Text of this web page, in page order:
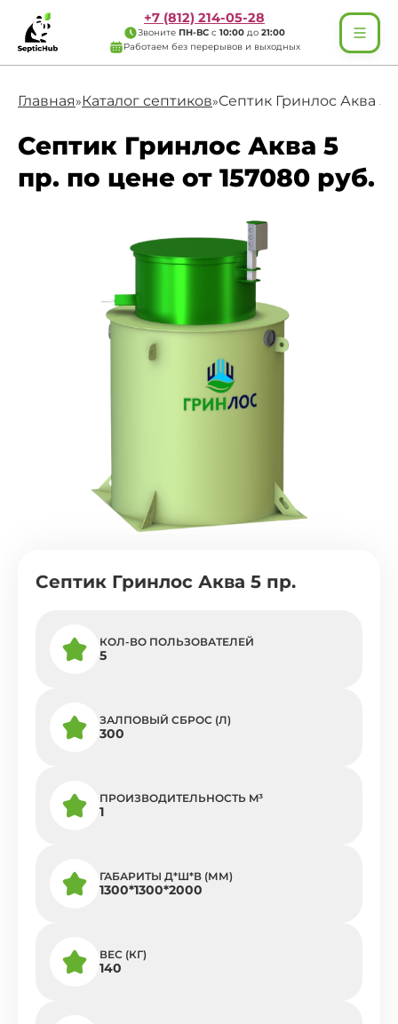
+7 (812) 214-05-28
Звоните ПН-ВС с 10:00 до 21:00
Работаем без перерывов и выходных
Главная»Каталог септиков»Септик Гринлос Аква 5
Септик Гринлос Аква 5
пр. по цене от 157080 руб.
Септик Гринлос Аква 5 пр.
КОЛ-ВО ПОЛЬЗОВАТЕЛЕЙ
5
ЗАЛПОВЫЙ СБРОС (Л)
300
ПРОИЗВОДИТЕЛЬНОСТЬ M³
1
ГАБАРИТЫ Д*Ш*В (ММ)
1300*1300*2000
ВЕС (КГ)
140